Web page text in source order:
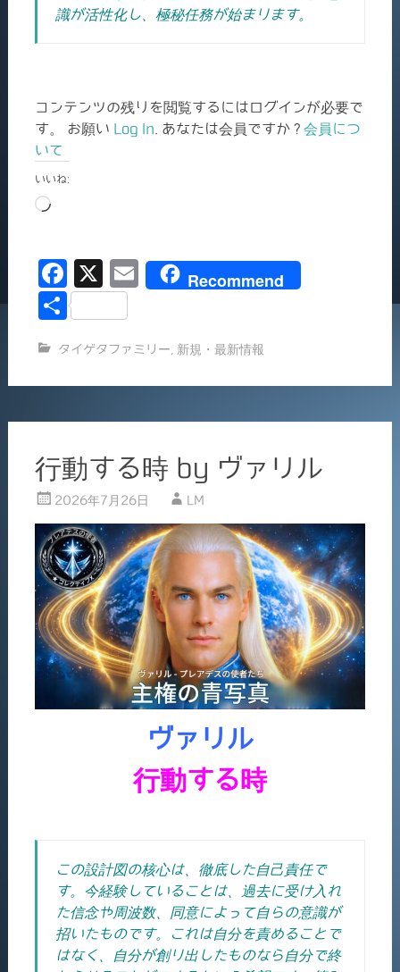
識が活性化し、極秘任務が始まります。
コンテンツの残りを閲覧するにはログインが必要で
す。 お願い Log In . あなたは会員ですか ? 会員につ
いて
いいね:
読
み
中…
F
a
e
b
o
k
X
E
l
Recommend
共
タイゲタファミリー 新規・最新情報
行動する時 by ヴァリル
2026年7月26日 LM
ヴァリル
行動する時
この設計図の核心は、徹底した自己責任で
す。今経験していることは、過去に受け入れ
た信念や周波数、同意によって自らの意識が
招いたものです。これは自分を責めることで
はなく、自分が創り出したものなら自分で終